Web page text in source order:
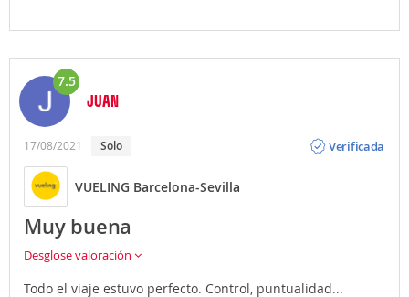
7.5
JUAN
17/08/2021 solo
Verificada
VUELING Barcelona-Sevilla
Muy buena
Desglose valoración
Todo el viaje estuvo perfecto. Control, puntualidad...